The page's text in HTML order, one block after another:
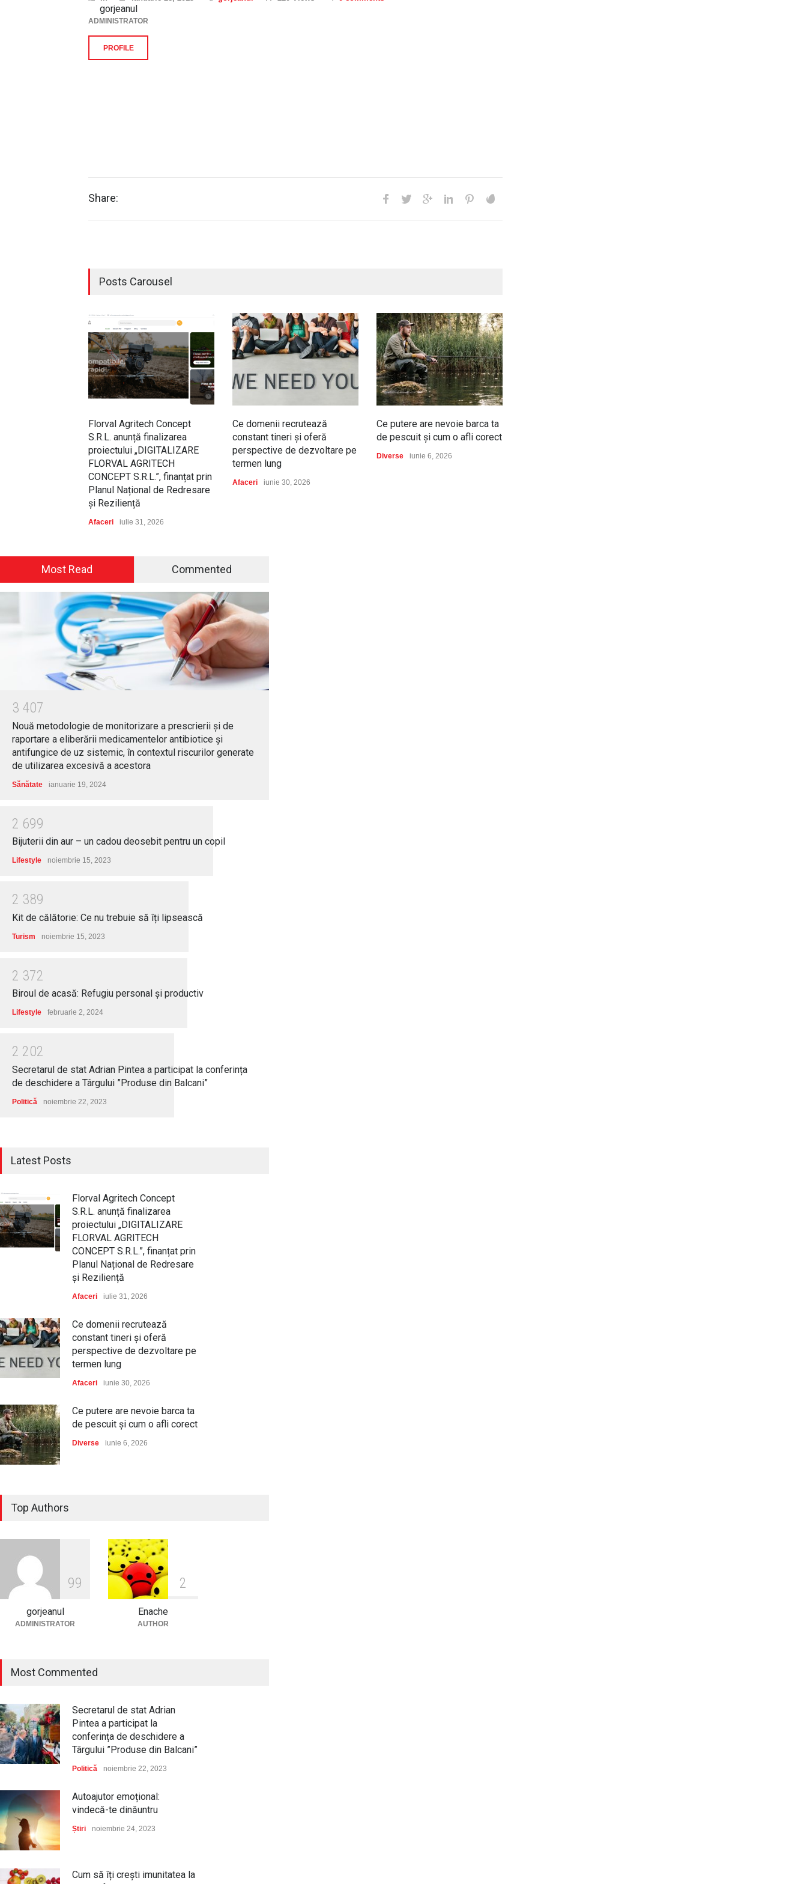
gorjeanul
ADMINISTRATOR
PROFILE
Share:
Posts Carousel
Florval Agritech Concept
S.R.L. anunță finalizarea
proiectului „DIGITALIZARE
FLORVAL AGRITECH
CONCEPT S.R.L.”, finanțat prin
Planul Național de Redresare
și Reziliență
Afaceri iulie 31, 2026
Ce domenii recrutează
constant tineri și oferă
perspective de dezvoltare pe
termen lung
Afaceri iunie 30, 2026
Ce putere are nevoie barca ta
de pescuit și cum o afli corect
Diverse iunie 6, 2026
Most Read Commented
3 407
Nouă metodologie de monitorizare a prescrierii și de
raportare a eliberării medicamentelor antibiotice și
antifungice de uz sistemic, în contextul riscurilor generate
de utilizarea excesivă a acestora
Sănătate ianuarie 19, 2024
2 699
Bijuterii din aur – un cadou deosebit pentru un copil
Lifestyle noiembrie 15, 2023
2 389
Kit de călătorie: Ce nu trebuie să îți lipsească
Turism noiembrie 15, 2023
2 372
Biroul de acasă: Refugiu personal și productiv
Lifestyle februarie 2, 2024
2 202
Secretarul de stat Adrian Pintea a participat la conferința
de deschidere a Târgului ”Produse din Balcani”
Politică noiembrie 22, 2023
Latest Posts
Florval Agritech Concept
S.R.L. anunță finalizarea
proiectului „DIGITALIZARE
FLORVAL AGRITECH
CONCEPT S.R.L.”, finanțat prin
Planul Național de Redresare
și Reziliență
Afaceri iulie 31, 2026
Ce domenii recrutează
constant tineri și oferă
perspective de dezvoltare pe
termen lung
Afaceri iunie 30, 2026
Ce putere are nevoie barca ta
de pescuit și cum o afli corect
Diverse iunie 6, 2026
Cum să-ți protejezi culturile
de legume cu serele de la
Micul Fermier?
decembrie 29, 2025
Top Authors
99
gorjeanul
ADMINISTRATOR
2
Enache
AUTHOR
Most Commented
Secretarul de stat Adrian
Pintea a participat la
conferința de deschidere a
Târgului ”Produse din Balcani”
Politică noiembrie 22, 2023
Autoajutor emoțional:
vindecă-te dinăuntru
Știri noiembrie 24, 2023
Cum să îți crești imunitatea la